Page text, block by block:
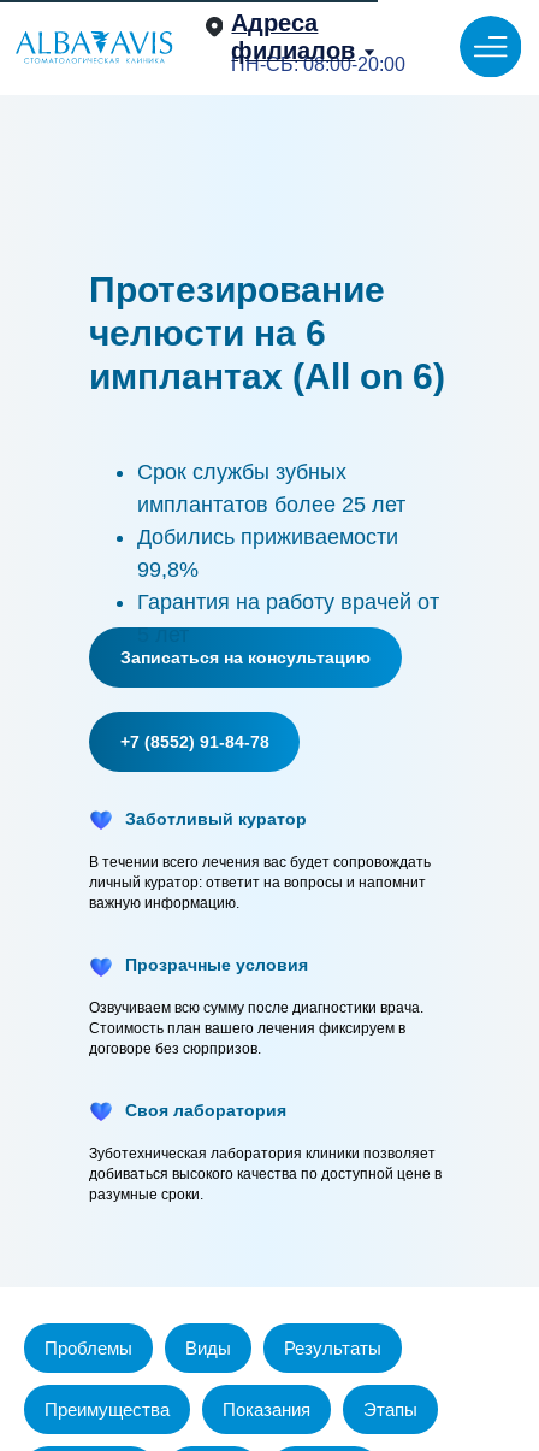
ПН-СБ: 08:00-20:00
Адреса
филиалов
Протезирование
челюсти на 6
имплантах (All on 6)
Записаться на консультацию
+7 (8552) 91-84-78
Срок службы зубных
имплантатов более 25 лет
Добились приживаемости
99,8%
Гарантия на работу врачей от
5 лет
В течении всего лечения вас будет сопровождать
личный куратор: ответит на вопросы и напомнит
важную информацию.
Озвучиваем всю сумму после диагностики врача.
Стоимость план вашего лечения фиксируем в
договоре без сюрпризов.
Зуботехническая лаборатория клиники позволяет
добиваться высокого качества по доступной цене в
разумные сроки.
Заботливый куратор
Прозрачные условия
Своя лаборатория
Проблемы Виды Результаты
Преимущества Показания Этапы